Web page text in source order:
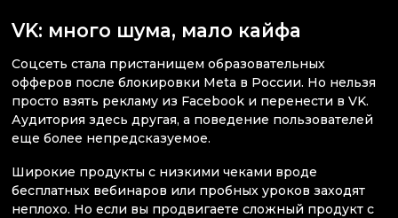
VK: много шума, мало кайфа
Соцсеть стала пристанищем образовательных
офферов после блокировки Meta в России. Но нельзя
просто взять рекламу из Facebook и перенести в VK.
Аудитория здесь другая, а поведение пользователей
еще более непредсказуемое.
Широкие продукты с низкими чеками вроде
бесплатных вебинаров или пробных уроков заходят
неплохо. Но если вы продвигаете сложный продукт с